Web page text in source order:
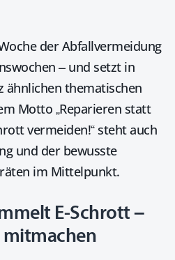
der Abfallvermeidung
– und setzt in
ähnlichen thematischen
Motto „Reparieren statt
vermeiden!“ steht auch
und der bewusste
im Mittelpunkt.
E-Schrott –
mitmachen